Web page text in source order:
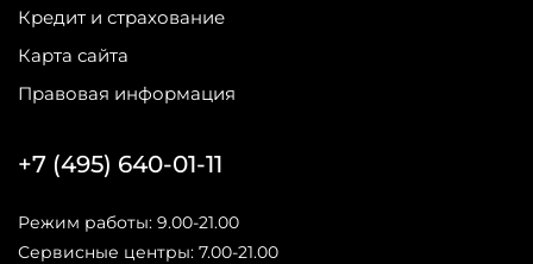
Кредит и страхование
Карта сайта
Правовая информация
+7 (495) 640-01-11
Режим работы: 9.00-21.00
Сервисные центры: 7.00-21.00